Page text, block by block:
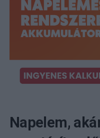
Napelem,